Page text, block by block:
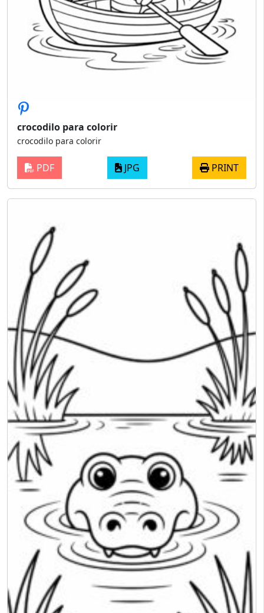
crocodilo para colorir
crocodilo para colorir
PDF JPG PRINT